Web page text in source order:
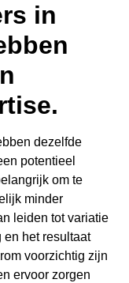
in
dezelfde
potentieel
om te
minder
leiden tot variatie
het resultaat
voorzichtig zijn
ervoor zorgen